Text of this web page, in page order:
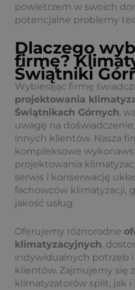
powietrzem w swoich
potencjalne problemy
Dlaczego
firmę?
Świątniki
Wybierając firmę
projektowania
Świątnikach Górnych,
uwagę na
innych klientów. Nasza
kompleksowe
projektowania
serwis i konserwację
fachowców klimatyzacji,
jakość usług.
Oferujemy różnorodne
klimatyzacyjnych,
indywidualnych potrzeb
klientów. Zajmujemy się
klimatyzatorów split, jak